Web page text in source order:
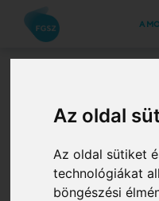
Az oldal
Az oldal sütiket
technológiákat
böngészési
A
FGSZ
2025. 12. 18.